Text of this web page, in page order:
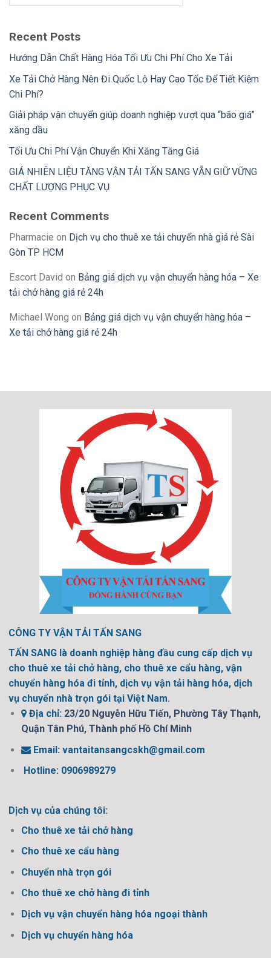
Recent Posts
Hướng Dẫn Chất Hàng Hóa Tối Ưu Chi Phí Cho Xe Tải
Xe Tải Chở Hàng Nên Đi Quốc Lộ Hay Cao Tốc Để Tiết Kiệm
Chi Phí?
Giải pháp vận chuyển giúp doanh nghiệp vượt qua “bão giá”
xăng dầu
Tối Ưu Chi Phí Vận Chuyển Khi Xăng Tăng Giá
GIÁ NHIÊN LIỆU TĂNG VẬN TẢI TẤN SANG VẪN GIỮ VỮNG
CHẤT LƯỢNG PHỤC VỤ
Recent Comments
Pharmacie on Dịch vụ cho thuê xe tải chuyển nhà giá rẻ Sài
Gòn TP HCM
Escort David on Bảng giá dịch vụ vận chuyển hàng hóa – Xe
tải chở hàng giá rẻ 24h
Michael Wong on Bảng giá dịch vụ vận chuyển hàng hóa –
Xe tải chở hàng giá rẻ 24h
CÔNG TY VẬN TẢI TẤN SANG
TẤN SANG là doanh nghiệp hàng đầu cung cấp dịch vụ
cho thuê xe tải chở hàng, cho thuê xe cẩu hàng, vận
chuyển hàng hóa đi tỉnh, dịch vụ vận tải hàng hóa, dịch
vụ chuyển nhà trọn gói tại Việt Nam.
Địa chỉ: 23/20 Nguyễn Hữu Tiến, Phường Tây Thạnh,
Quận Tân Phú, Thành phố Hồ Chí Minh
Email:vantaitansangcskh@gmail.com
Hotline: 0906989279
Dịch vụ của chúng tôi:
Cho thuê xe tải chở hàng
Cho thuê xe cẩu hàng
Chuyển nhà trọn gói
Cho thuê xe chở hàng đi tỉnh
Dịch vụ vận chuyển hàng hóa ngoại thành
Dịch vụ chuyển hàng hóa